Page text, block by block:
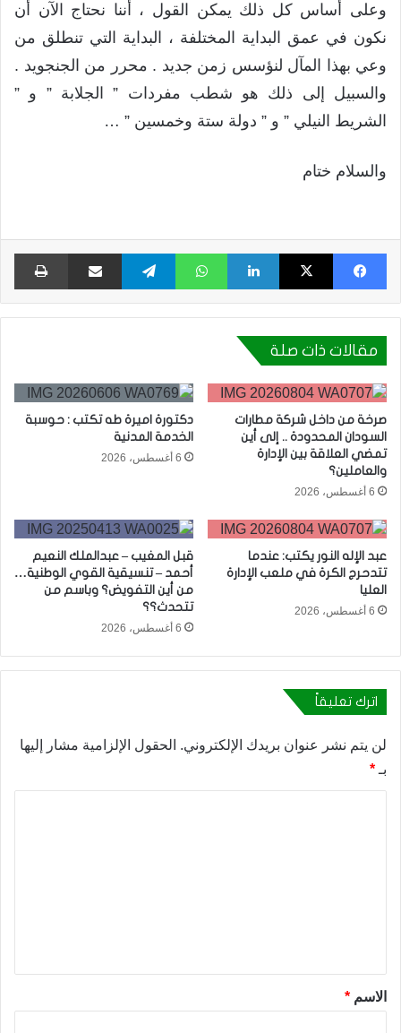
وعلى أساس كل ذلك يمكن القول ، أننا نحتاج الآن أن
نكون في عمق البداية المختلفة ، البداية التي تنطلق من
وعي بهذا المآل لنؤسس زمن جديد . محرر من الجنجويد .
والسبيل إلى ذلك هو شطب مفردات ” الجلابة ” و ”
الشريط النيلي ” و ” دولة ستة وخمسين ” …
والسلام ختام
فيسبوك X لينكدإن واتساب تيلقرام مشاركة عبر البريد
مقالات ذات صلة
صرخة من داخل شركة مطارات
السودان المحدودة .. إلى أين
تمضي العلاقة بين الإدارة
والعاملين؟
6 أغسطس، 2026
دكتورة اميرة طه تكتب : حوسبة
الخدمة المدنية
6 أغسطس، 2026
عبد الإله النور يكتب: عندما
تتدحرج الكرة في ملعب الإدارة
العليا
6 أغسطس، 2026
قبل المغيب – عبدالملك النعيم
أحمد – تنسيقية القوي الوطنية…
من أين التفويض؟ وباسم من
تتحدث؟؟
6 أغسطس، 2026
اترك تعليقاً
لن يتم نشر عنوان بريدك الإلكتروني. الحقول الإلزامية مشار إليها
بـ *
*الاسم *